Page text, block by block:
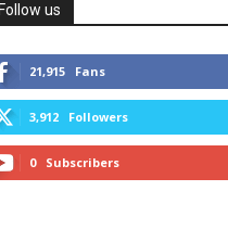
us
21,915 Fans
3,912 Followers
0 Subscribers